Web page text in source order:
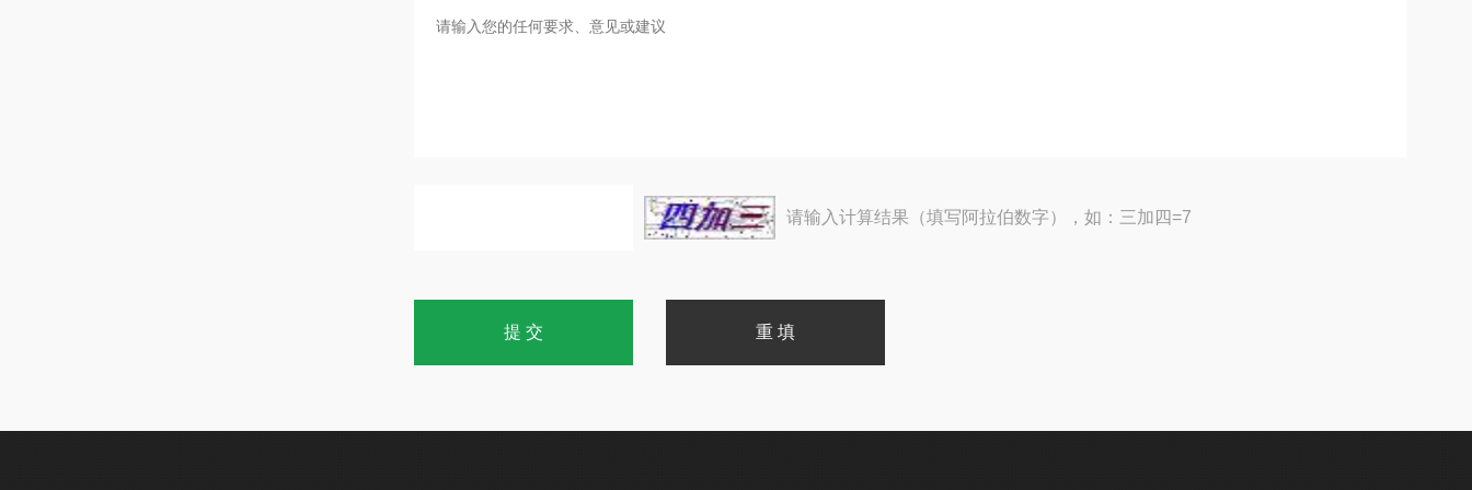
请输入计算结果（填写阿拉伯数字），如：三加四=7